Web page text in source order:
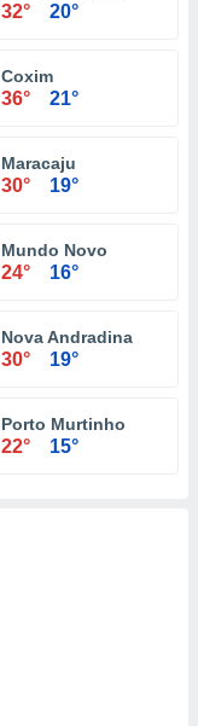
32° 20°
Coxim
36° 21°
Maracaju
30° 19°
Mundo Novo
24° 16°
Nova Andradina
30° 19°
Porto Murtinho
22° 15°